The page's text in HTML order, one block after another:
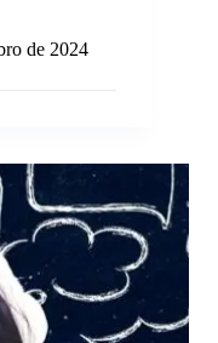
de 2024